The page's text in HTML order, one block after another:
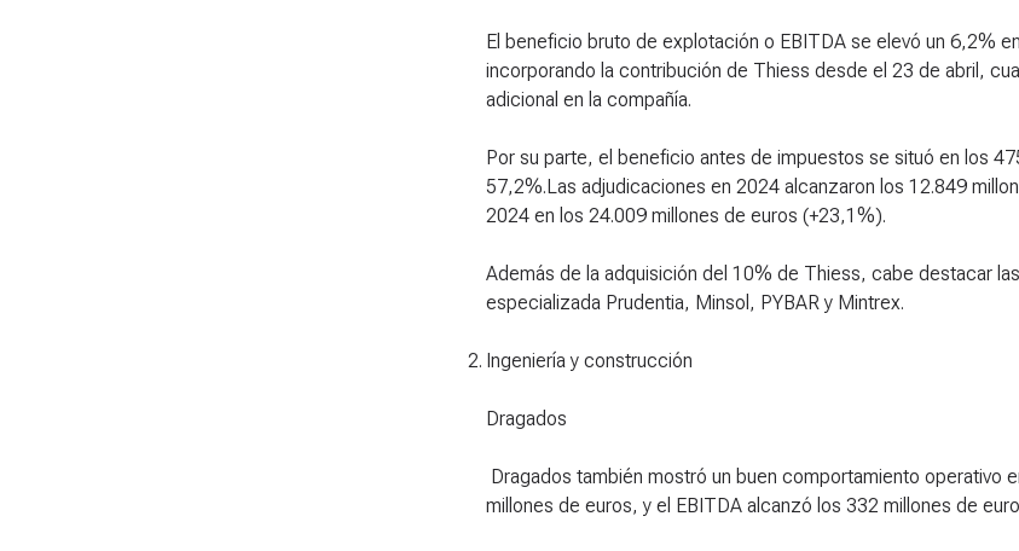
El beneficio bruto de explotación o EBITDA se elevó un 6,2%
incorporando la contribución de Thiess desde el 23 de abril,
adicional en la compañía.
Por su parte, el beneficio antes de impuestos se situó en los
57,2%.Las adjudicaciones en 2024 alcanzaron los 12.849
2024 en los 24.009 millones de euros (+23,1%).
Además de la adquisición del 10% de Thiess, cabe destacar
especializada Prudentia, Minsol, PYBAR y Mintrex.
2. Ingeniería y construcción
Dragados
Dragados también mostró un buen comportamiento operativo
millones de euros, y el EBITDA alcanzó los 332 millones de